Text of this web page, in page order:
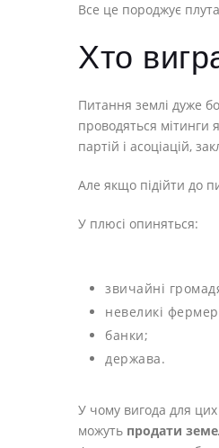
Все це породжує
Хто
Питання землі дуже
проводяться мітинги
партій і асоціацій,
Але якщо підійти до
У плюсі опиняться:
звичайні
невеликі
банки;
держава.
У чому вигода для
можуть продати